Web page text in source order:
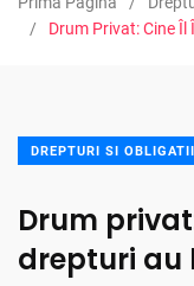
Drum Privat: Cine
DREPTURI SI OBLIGATII
Drum
drepturi au